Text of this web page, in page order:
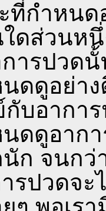
กำหนด
ดส่วนห
ารปวดนั้
ดดูอย่าง
บอากา
ดดูอาก
ก จนกว่
รปวดจ